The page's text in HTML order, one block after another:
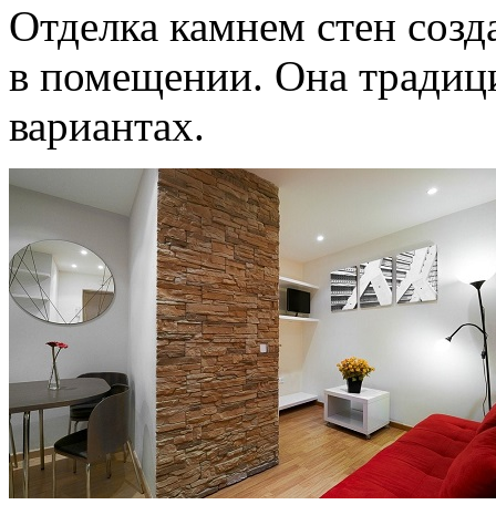
Отделка камнем стен
в помещении. Она
вариантах.